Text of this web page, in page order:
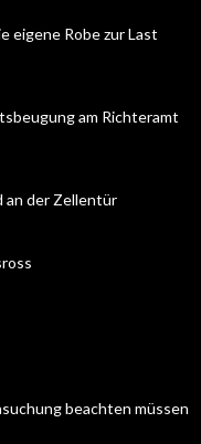
eigene Robe zur Last
am Richteramt
an der Zellentür
beachten müssen